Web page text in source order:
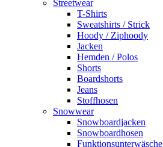
Streetwear
T-Shirts
Sweatshirts / Strick
Hoody / Ziphoody
Jacken
Hemden / Polos
Shorts
Boardshorts
Jeans
Stoffhosen
Snowwear
Snowboardjacken
Snowboardhosen
Funktionsunterwäsche